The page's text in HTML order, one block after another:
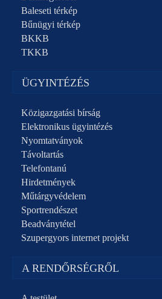
Baleseti térkép
Bűnügyi térkép
BKKB
TKKB
ÜGYINTÉZÉS
Közigazgatási bírság
Elektronikus ügyintézés
Nyomtatványok
Távoltartás
Telefontanú
Hirdetmények
Műtárgyvédelem
Sportrendészet
Beadványtétel
Szupergyors internet projekt
A RENDŐRSÉGRŐL